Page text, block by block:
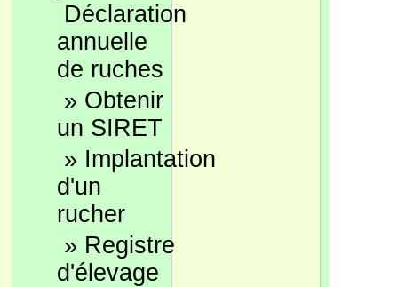
Déclaration
annuelle
de ruches
» Obtenir
un SIRET
» Implantation
d'un
rucher
» Registre
d'élevage